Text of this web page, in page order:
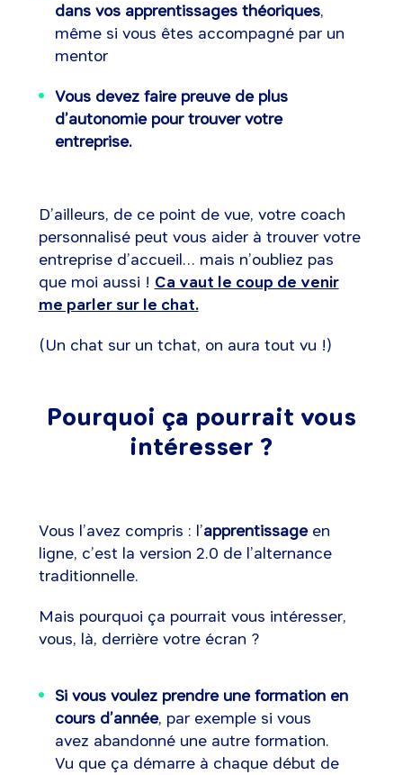
dans vos apprentissages théoriques,
même si vous êtes accompagné par un
mentor
Vous devez faire preuve de plus
d’autonomie pour trouver votre
entreprise.
D’ailleurs, de ce point de vue, votre coach
personnalisé peut vous aider à trouver votre
entreprise d’accueil… mais n’oubliez pas
que moi aussi ! Ca vaut le coup de venir
me parler sur le chat.
(Un chat sur un tchat, on aura tout vu !)
Pourquoi ça pourrait vous
intéresser ?
Vous l’avez compris : l’apprentissageen
ligne, c’est la version 2.0 de l’alternance
traditionnelle.
Mais pourquoi ça pourrait vous intéresser,
vous, là, derrière votre écran ?
Si vous voulez prendre une formation en
cours d’année, par exemple si vous
avez abandonné une autre formation.
Vu que ça démarre à chaque début de